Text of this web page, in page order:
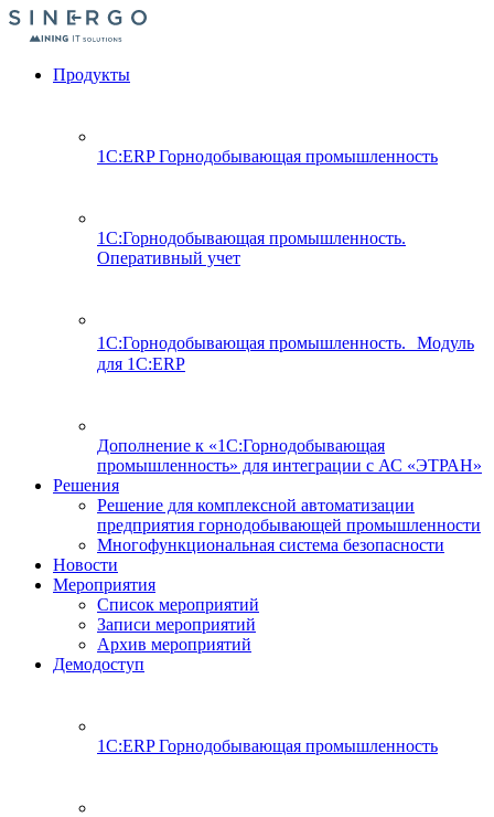
Продукты
1С:ERP Горнодобывающая промышленность
1С:Горнодобывающая промышленность.
Оперативный учет
1С:Горнодобывающая промышленность. Модуль
для 1С:ERP
Дополнение к «1С:Горнодобывающая
промышленность» для интеграции с АС «ЭТРАН»
Решения
Решение для комплексной автоматизации
предприятия горнодобывающей промышленности
Многофункциональная система безопасности
Новости
Мероприятия
Список мероприятий
Записи мероприятий
Архив мероприятий
Демодоступ
1С:ERP Горнодобывающая промышленность